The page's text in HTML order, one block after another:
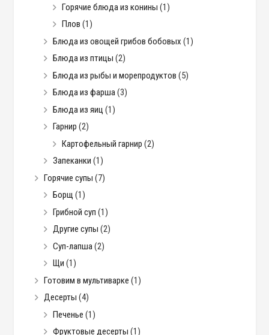
Горячие блюда из конины (1)
Плов (1)
Блюда из овощей грибов бобовых (1)
Блюда из птицы (2)
Блюда из рыбы и морепродуктов (5)
Блюда из фарша(3)
Блюда из яиц (1)
Гарнир (2)
Картофельный гарнир (2)
Запеканки (1)
Горячие супы (7)
Борщ (1)
Грибной суп (1)
Другие супы (2)
Суп-лапша(2)
Щи (1)
Готовим в мультиварке (1)
Десерты (4)
Печенье (1)
Фруктовые десерты (1)